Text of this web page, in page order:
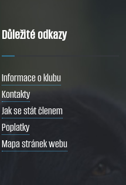
Důležité odkazy
Informace o klubu
Kontakty
Jak se stát členem
Poplatky
Mapa stránek webu